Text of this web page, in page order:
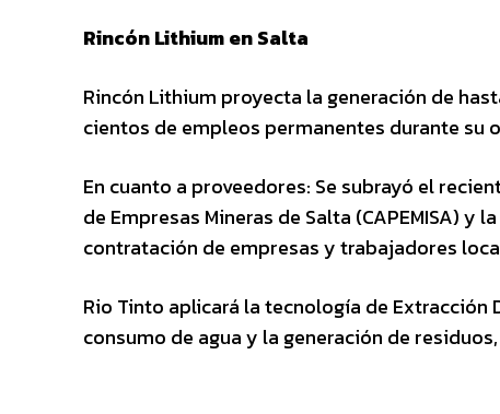
Rincón Lithium en Salta
Rincón Lithium proyecta la generación de
cientos de empleos permanentes durante su
En cuanto a proveedores: Se subrayó el
de Empresas Mineras de Salta (CAPEMISA)
contratación de empresas y trabajadores
Rio Tinto aplicará la tecnología de
consumo de agua y la generación de